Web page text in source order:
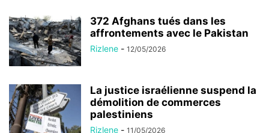
372 Afghans tués dans les
affrontements avec le Pakistan
Rizlene - 12/05/2026
La justice israélienne suspend la
démolition de commerces
palestiniens
Rizlene - 11/05/2026